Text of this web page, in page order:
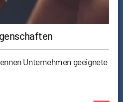
Unternehmen geeignete